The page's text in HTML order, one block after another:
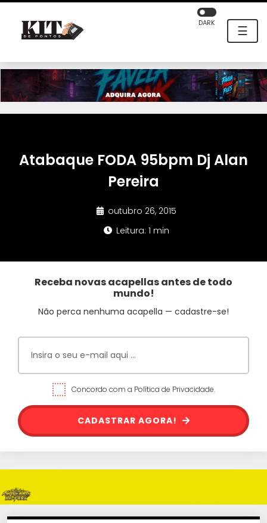
☰
DARK
Atabaque FODA 95bpm Dj Alan
Pereira
outubro 26, 2015
Leitura: 1 min
Receba novas acapellas antes de todo
mundo!
Não perca nenhuma acapella — cadastre-se!
Concordo com a Política de Privacidade.
CADASTRAR AGORA!